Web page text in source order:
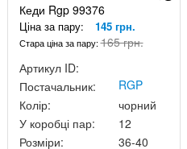
Кеди Rgp 99376
Ціна за пару: 145 грн.
Стара ціна за пару:165 грн.
Артикул ID:
Постачальник:
RGP
Колір:
чорний
У коробці пар:
12
Розміри:
36-40